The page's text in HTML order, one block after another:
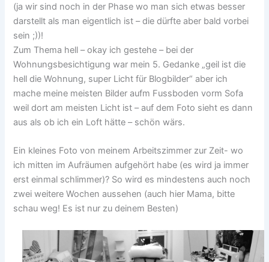
(ja wir sind noch in der Phase wo man sich etwas besser
darstellt als man eigentlich ist – die dürfte aber bald vorbei
sein ;))!
Zum Thema hell – okay ich gestehe – bei der
Wohnungsbesichtigung war mein 5. Gedanke „geil ist die
hell die Wohnung, super Licht für Blogbilder“ aber ich
mache meine meisten Bilder aufm Fussboden vorm Sofa
weil dort am meisten Licht ist – auf dem Foto sieht es dann
aus als ob ich ein Loft hätte – schön wärs.
Ein kleines Foto von meinem Arbeitszimmer zur Zeit- wo
ich mitten im Aufräumen aufgehört habe (es wird ja immer
erst einmal schlimmer)? So wird es mindestens auch noch
zwei weitere Wochen aussehen (auch hier Mama, bitte
schau weg! Es ist nur zu deinem Besten)